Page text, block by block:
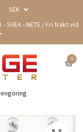
SEK
SVEA - NETS / Fri frakt vid
0